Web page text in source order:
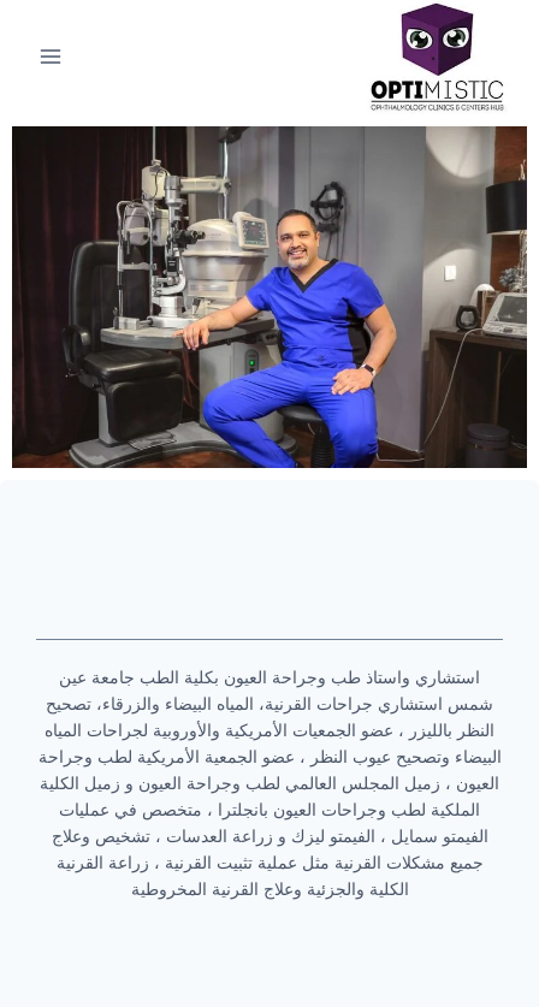
استشاري واستاذ طب وجراحة العيون بكلية الطب جامعة عين
شمس استشاري جراحات القرنية، المياه البيضاء والزرقاء، تصحيح
النظر بالليزر ، عضو الجمعيات الأمريكية والأوروبية لجراحات المياه
البيضاء وتصحيح عيوب النظر ، عضو الجمعية الأمريكية لطب وجراحة
العيون ، زميل المجلس العالمي لطب وجراحة العيون و زميل الكلية
الملكية لطب وجراحات العيون بانجلترا ، متخصص في عمليات
الفيمتو سمايل ، الفيمتو ليزك و زراعة العدسات ، تشخيص وعلاج
جميع مشكلات القرنية مثل عملية تثبيت القرنية ، زراعة القرنية
الكلية والجزئية وعلاج القرنية المخروطية